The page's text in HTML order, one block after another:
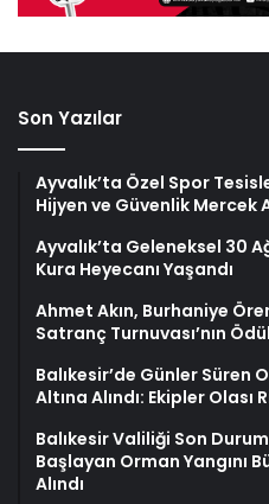
Son Yazılar
Ayvalık’ta Özel Spor
Hijyen ve Güvenlik Mercek
Ayvalık’ta Geleneksel 30
Kura Heyecanı Yaşandı
Ahmet Akın, Burhaniye
Satranç Turnuvası’nın
Balıkesir’de Günler Süren
Altına Alındı: Ekipler
Balıkesir Valiliği Son
Başlayan Orman Yangını
Alındı